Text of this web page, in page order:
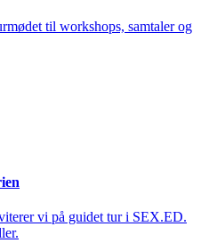
til workshops, samtaler og
vi på guidet tur i SEX.ED.